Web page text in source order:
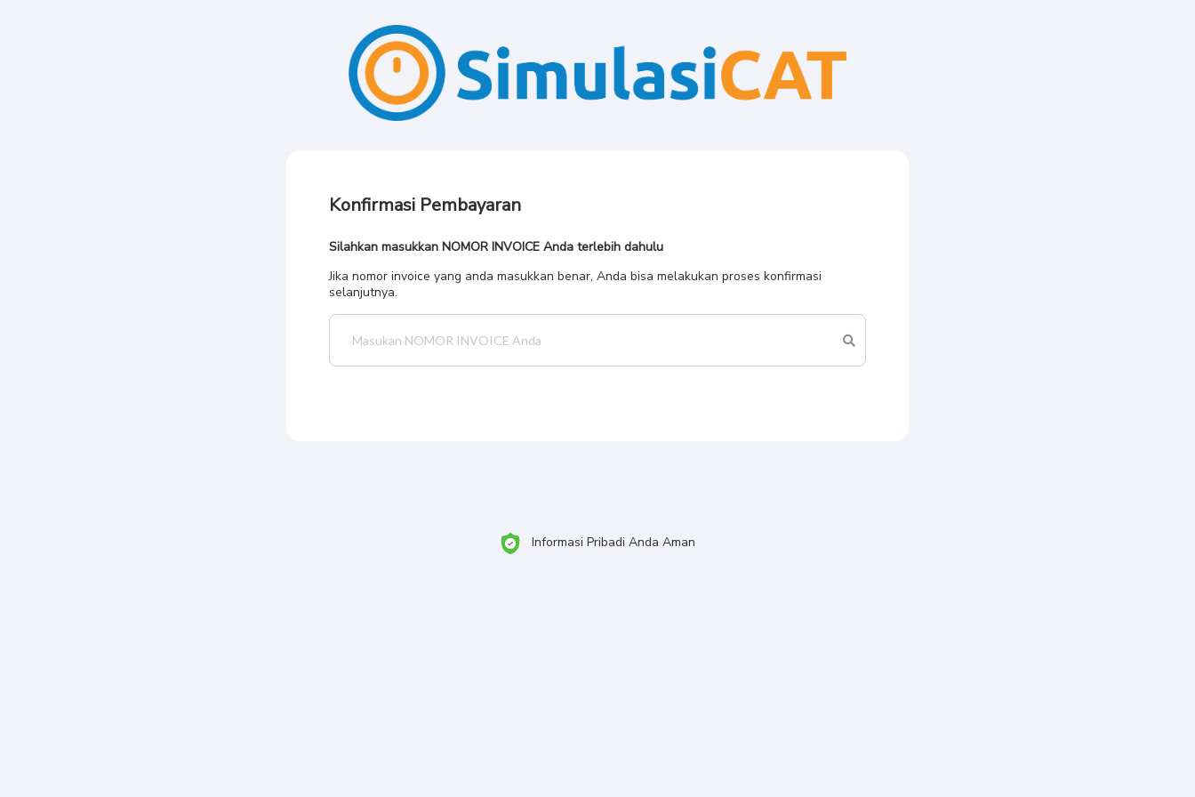
Konfirmasi Pembayaran
Silahkan masukkan NOMOR INVOICE Anda terlebih dahulu
Jika nomor invoice yang anda masukkan benar, Anda bisa melakukan proses konfirmasi
selanjutnya.
Informasi Pribadi Anda Aman